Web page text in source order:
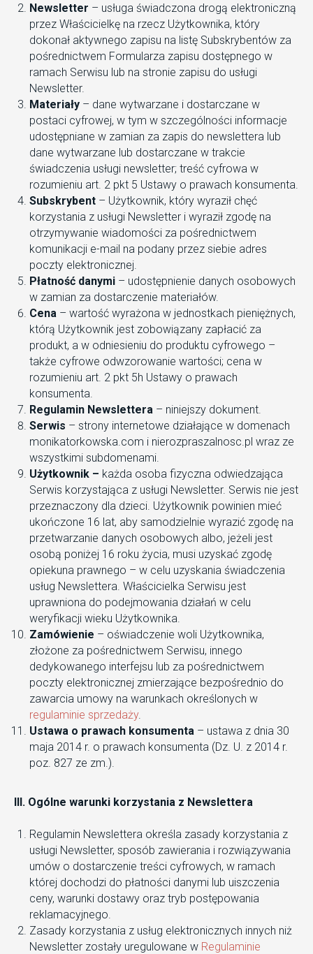
Newsletter – usługa świadczona drogą elektroniczną
przez Właścicielkę na rzecz Użytkownika, który
dokonał aktywnego zapisu na listę Subskrybentów za
pośrednictwem Formularza zapisu dostępnego w
ramach Serwisu lub na stronie zapisu do usługi
Newsletter.
Materiały – dane wytwarzane i dostarczane w
postaci cyfrowej, w tym w szczególności informacje
udostępniane w zamian za zapis do newslettera lub
dane wytwarzane lub dostarczane w trakcie
świadczenia usługi newsletter; treść cyfrowa w
rozumieniu art. 2 pkt 5 Ustawy o prawach konsumenta.
Subskrybent – Użytkownik, który wyraził chęć
korzystania z usługi Newsletter i wyraził zgodę na
otrzymywanie wiadomości za pośrednictwem
komunikacji e-mail na podany przez siebie adres
poczty elektronicznej.
Płatność danymi – udostępnienie danych osobowych
w zamian za dostarczenie materiałów.
Cena – wartość wyrażona w jednostkach pieniężnych,
którą Użytkownik jest zobowiązany zapłacić za
produkt, a w odniesieniu do produktu cyfrowego –
także cyfrowe odwzorowanie wartości; cena w
rozumieniu art. 2 pkt 5h Ustawy o prawach
konsumenta.
Regulamin Newslettera – niniejszy dokument.
Serwis – strony internetowe działające w domenach
monikatorkowska.com i nierozpraszalnosc.pl wraz ze
wszystkimi subdomenami.
Użytkownik – każda osoba fizyczna odwiedzająca
Serwis korzystająca z usługi Newsletter. Serwis nie jest
przeznaczony dla dzieci. Użytkownik powinien mieć
ukończone 16 lat, aby samodzielnie wyrazić zgodę na
przetwarzanie danych osobowych albo, jeżeli jest
osobą poniżej 16 roku życia, musi uzyskać zgodę
opiekuna prawnego – w celu uzyskania świadczenia
usług Newslettera. Właścicielka Serwisu jest
uprawniona do podejmowania działań w celu
weryfikacji wieku Użytkownika.
Zamówienie – oświadczenie woli Użytkownika,
złożone za pośrednictwem Serwisu, innego
dedykowanego interfejsu lub za pośrednictwem
poczty elektronicznej zmierzające bezpośrednio do
zawarcia umowy na warunkach określonych w
regulaminie sprzedaży.
Ustawa o prawach konsumenta – ustawa z dnia 30
maja 2014 r. o prawach konsumenta (Dz. U. z 2014 r.
poz. 827 ze zm.).
III. Ogólne warunki korzystania z Newslettera
Regulamin Newslettera określa zasady korzystania z
usługi Newsletter, sposób zawierania i rozwiązywania
umów o dostarczenie treści cyfrowych, w ramach
której dochodzi do płatności danymi lub uiszczenia
ceny, warunki dostawy oraz tryb postępowania
reklamacyjnego.
Zasady korzystania z usług elektronicznych innych niż
Newsletter zostały uregulowane w Regulaminie